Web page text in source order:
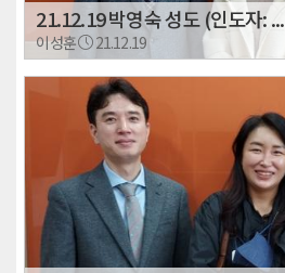
21.12.19 박영숙 성도 (인도자: ...
이성훈 21.12.19